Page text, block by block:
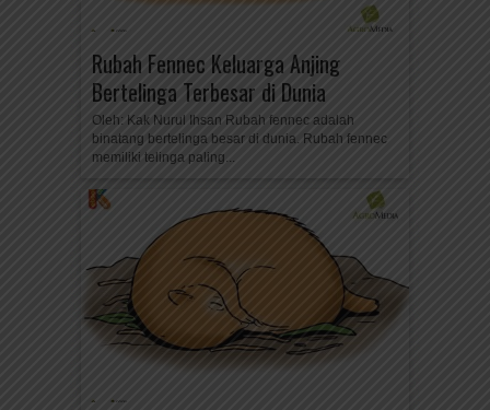
Rubah Fennec Keluarga Anjing
Bertelinga Terbesar di Dunia
Oleh: Kak Nurul Ihsan Rubah fennec adalah
binatang bertelinga besar di dunia. Rubah fennec
memiliki telinga paling...